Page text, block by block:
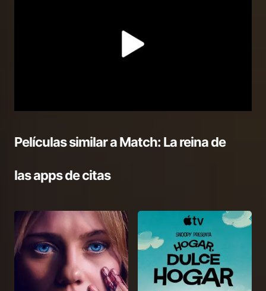
Películas similar aMatch: La reina de
las apps de citas